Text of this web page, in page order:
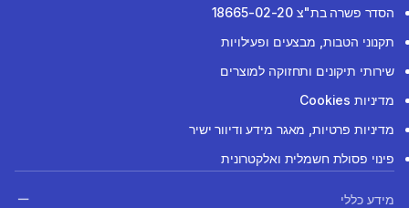
הסדר פשרה בת"צ 18665-02-20
תקנוני הטבות, מבצעים ופעילויות
שירותי תיקונים ותחזוקה למוצרים
מדיניות Cookies
מדיניות פרטיות, מאגר מידע ודיוור ישיר
פינוי פסולת חשמלית ואלקטרונית
מידע כללי